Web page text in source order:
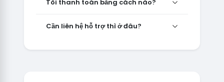
Tôi thanh toán bằng cách nào?
Cần liên hệ hỗ trợ thì ở đâu?